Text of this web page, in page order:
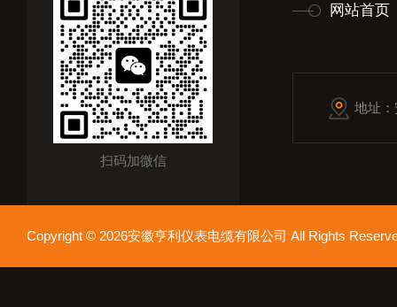
扫码加微信
网站首页
地址
Copyright © 2026安徽亨利仪表电缆有限公司 All Rights